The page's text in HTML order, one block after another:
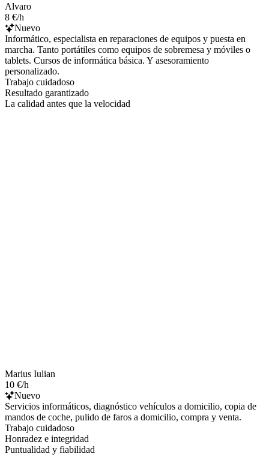
Alvaro
8 €/h
Nuevo
Informático, especialista en reparaciones de equipos y puesta en
marcha. Tanto portátiles como equipos de sobremesa y móviles o
tablets. Cursos de informática básica. Y asesoramiento
personalizado.
Trabajo cuidadoso
Resultado garantizado
La calidad antes que la velocidad
Marius Iulian
10 €/h
Nuevo
Servicios informáticos, diagnóstico vehículos a domicilio, copia de
mandos de coche, pulido de faros a domicilio, compra y venta.
Trabajo cuidadoso
Honradez e integridad
Puntualidad y fiabilidad